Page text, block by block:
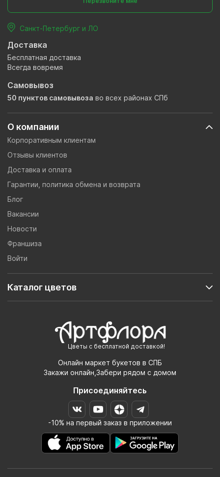
Цветы с бесплатной доставкой!
Онлайн маркет букетов в СПБ
Закажи онлайн,Забери рядом с домом
Присоединяйтесь
-10% на первый заказ в приложении
О компании
Корпоративным клиентам
Отзывы клиентов
Доставка и оплата
Гарантии, политика обмена и возврата
Блог
Вакансии
Новости
Франшиза
Войти
Каталог цветов
Санкт-Петербург и ЛО
Доставка
Бесплатная доставка
Всегда вовремя
Самовывоз
50 пунктов самовывоза во всех районах СПб